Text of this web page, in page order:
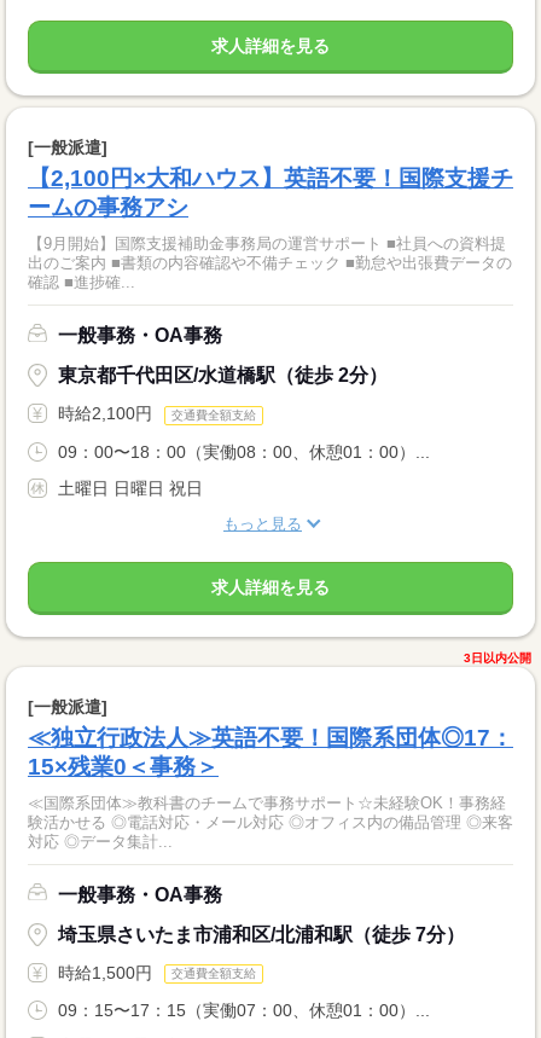
求人詳細を見る
[一般派遣]
【2,100円×大和ハウス】英語不要！国際支援チ
ームの事務アシ
【9月開始】国際支援補助金事務局の運営サポート ■社員への資料提
出のご案内 ■書類の内容確認や不備チェック ■勤怠や出張費データの
確認 ■進捗確...
一般事務・OA事務
東京都千代田区/水道橋駅（徒歩 2分）
時給2,100円 交通費全額支給
09：00〜18：00（実働08：00、休憩01：00）...
土曜日 日曜日 祝日
もっと見る
求人詳細を見る
3日以内公開
[一般派遣]
≪独立行政法人≫英語不要！国際系団体◎17：
15×残業0＜事務＞
≪国際系団体≫教科書のチームで事務サポート☆未経験OK！事務経
験活かせる ◎電話対応・メール対応 ◎オフィス内の備品管理 ◎来客
対応 ◎データ集計...
一般事務・OA事務
埼玉県さいたま市浦和区/北浦和駅（徒歩 7分）
時給1,500円 交通費全額支給
09：15〜17：15（実働07：00、休憩01：00）...